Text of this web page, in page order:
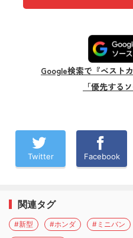
Google検索で『ベスト
「優先する
Twitter Facebook
関連タグ
#新型 #ホンダ #ミニバン